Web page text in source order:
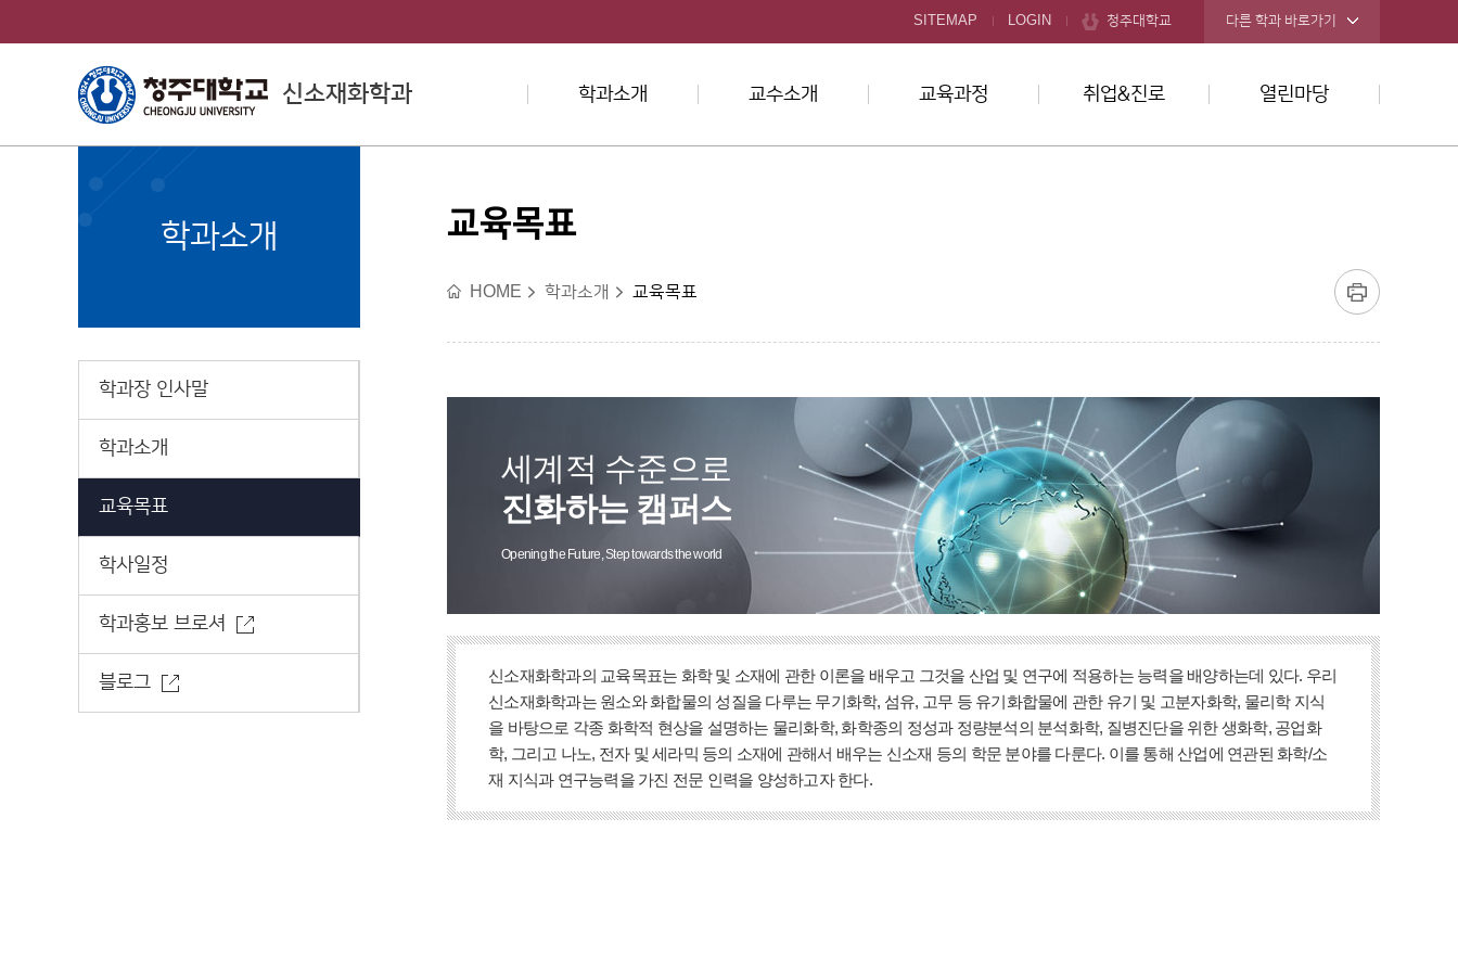
신소재화학과
SITEMAP LOGIN 청주대학교 다른 학과 바로가기
College of
Engineering
학과소개 교수소개 교육과정 취업&진로 열린마당
학과소개
학과장 인사말
학과소개
교육목표
학사일정
학과홍보 브로셔
블로그
교육목표
HOME 학과소개 교육목표
세계적 수준으로
진화하는 캠퍼스
Opening the Future, Step towards the world
신소재화학과의 교육목표는 화학 및 소재에 관한 이론을 배우고 그것을 산업 및 연구에 적용하는 능력을 배양하는데 있다. 우리
신소재화학과는 원소와 화합물의 성질을 다루는 무기화학, 섬유, 고무 등 유기화합물에 관한 유기 및 고분자화학, 물리학 지식
을 바탕으로 각종 화학적 현상을 설명하는 물리화학, 화학종의 정성과 정량분석의 분석화학, 질병진단을 위한 생화학, 공업화
학, 그리고 나노, 전자 및 세라믹 등의 소재에 관해서 배우는 신소재 등의 학문 분야를 다룬다. 이를 통해 산업에 연관된 화학/소
재 지식과 연구능력을 가진 전문 인력을 양성하고자 한다.